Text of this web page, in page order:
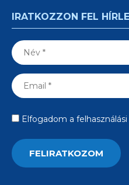
IRATKOZZON FEL
Elfogadom a